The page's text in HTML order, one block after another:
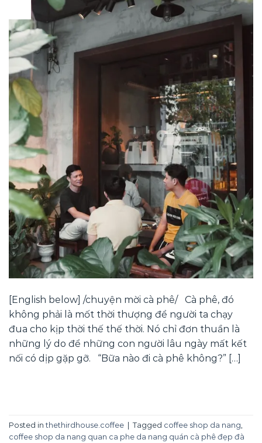
[English below] /chuyện mời cà phê/ Cà phê, đó
không phải là mốt thời thượng để người ta chạy
đua cho kịp thời thế thế thời. Nó chỉ đơn thuần là
những lý do để những con người lâu ngày mất kết
nối có dịp gặp gỡ. “Bữa nào đi cà phê không?” […]
Posted inthethirdhouse.coffee Tagged coffee shop da nang
coffee shop da nang quan ca phe da nang quán cà phê đẹp đà